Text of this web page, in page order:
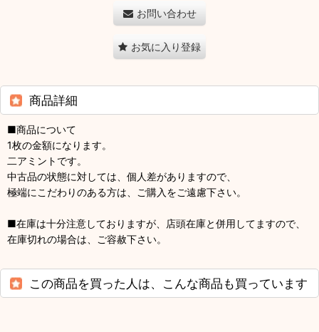
お問い合わせ
お気に入り登録
商品詳細
■商品について
1枚の金額になります。
二アミントです。
中古品の状態に対しては、個人差がありますので、
極端にこだわりのある方は、ご購入をご遠慮下さい。
■在庫は十分注意しておりますが、店頭在庫と併用してますので、
在庫切れの場合は、ご容赦下さい。
この商品を買った人は、こんな商品も買っています